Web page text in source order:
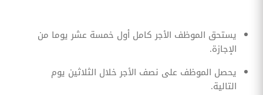
يستحق الموظف الأجر كامل أول خمسة عشر يوما من
الإجازة.
يحصل الموظف على نصف الأجر خلال الثلاثين يوم
التالية.